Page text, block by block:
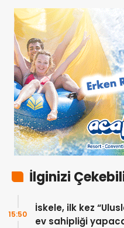
İlginizi
İskele, ilk kez
ev sahipliği
15:50